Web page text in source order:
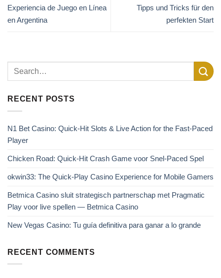
Experiencia de Juego en Línea
en Argentina
Tipps und Tricks für den
perfekten Start
RECENT POSTS
N1 Bet Casino: Quick‑Hit Slots & Live Action for the Fast‑Paced
Player
Chicken Road: Quick‑Hit Crash Game voor Snel‑Paced Spel
okwin33: The Quick‑Play Casino Experience for Mobile Gamers
Betmica Casino sluit strategisch partnerschap met Pragmatic
Play voor live spellen — Betmica Casino
New Vegas Casino: Tu guía definitiva para ganar a lo grande
RECENT COMMENTS